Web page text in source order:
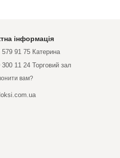
інформація
579 91 75 Катерина
11 24 Торговий зал
вам?